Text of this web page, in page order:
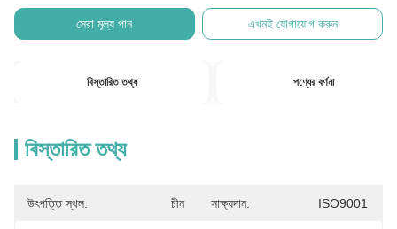
সেরা মূল্য পান এখনই যোগাযোগ করুন
বিস্তারিত তথ্য পণ্যের বর্ণনা
বিস্তারিত তথ্য
উৎপত্তি স্থল: চীন সাক্ষ্যদান: ISO9001